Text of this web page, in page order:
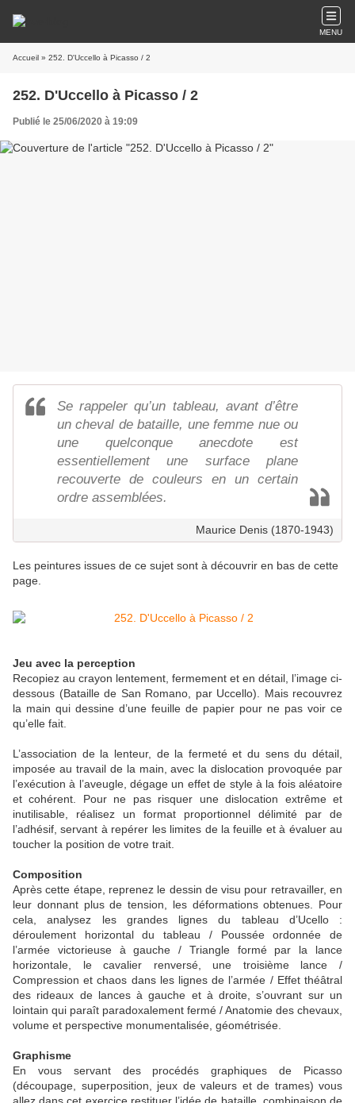
MENU
Accueil » 252. D'Uccello à Picasso / 2
252. D'Uccello à Picasso / 2
Publié le 25/06/2020 à 19:09
Se rappeler qu’un tableau, avant d’être
un cheval de bataille, une femme nue ou
une quelconque anecdote est
essentiellement une surface plane
recouverte de couleurs en un certain
ordre assemblées.
Maurice Denis (1870-1943)
Les peintures issues de ce sujet sont à découvrir en bas de cette
page.
Jeu avec la perception
Recopiez au crayon lentement, fermement et en détail, l’image ci-
dessous (Bataille de San Romano, par Uccello). Mais recouvrez
la main qui dessine d’une feuille de papier pour ne pas voir ce
qu’elle fait.
L’association de la lenteur, de la fermeté et du sens du détail,
imposée au travail de la main, avec la dislocation provoquée par
l’exécution à l’aveugle, dégage un effet de style à la fois aléatoire
et cohérent. Pour ne pas risquer une dislocation extrême et
inutilisable, réalisez un format proportionnel délimité par de
l’adhésif, servant à repérer les limites de la feuille et à évaluer au
toucher la position de votre trait.
Composition
Après cette étape, reprenez le dessin de visu pour retravailler, en
leur donnant plus de tension, les déformations obtenues. Pour
cela, analysez les grandes lignes du tableau d’Ucello :
déroulement horizontal du tableau / Poussée ordonnée de
l’armée victorieuse à gauche / Triangle formé par la lance
horizontale, le cavalier renversé, une troisième lance /
Compression et chaos dans les lignes de l’armée / Effet théâtral
des rideaux de lances à gauche et à droite, s’ouvrant sur un
lointain qui paraît paradoxalement fermé / Anatomie des chevaux,
volume et perspective monumentalisée, géométrisée.
Graphisme
En vous servant des procédés graphiques de Picasso
(découpage, superposition, jeux de valeurs et de trames) vous